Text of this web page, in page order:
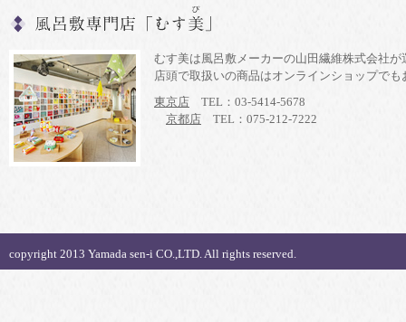
むす美は風呂敷メーカーの山田繊維株式会社
店頭で取扱いの商品はオンラインショップで
東京店 TEL：03-5414-5678
京都店 TEL：075-212-7222
copyright 2013 Yamada sen-i CO.,LTD. All rights reserved.